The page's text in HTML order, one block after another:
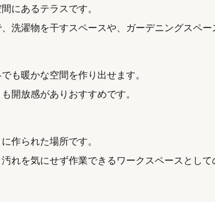
にあるテラスです。
洗濯物を干すスペースや、ガーデニングスペ
も暖かな空間を作り出せます。
開放感がありおすすめです。
作られた場所です。
れを気にせず作業できるワークスペースとして